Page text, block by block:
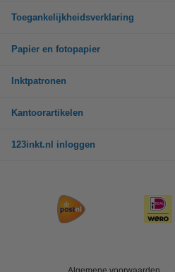
Toegankelijkheidsverklaring
Papier en fotopapier
Inktpatronen
Kantoorartikelen
123inkt.nl inloggen